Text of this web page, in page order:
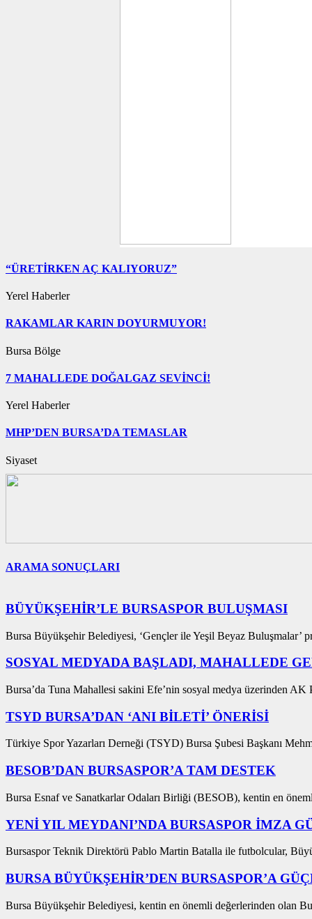
“ÜRETİRKEN AÇ KALIYORUZ”
Yerel Haberler
RAKAMLAR KARIN DOYURMUYOR!
Bursa Bölge
7 MAHALLEDE DOĞALGAZ SEVİNCİ!
Yerel Haberler
MHP’DEN BURSA’DA TEMASLAR
Siyaset
ARAMA SONUÇLARI
BÜYÜKŞEHİR’LE BURSASPOR BULUŞMASI
Bursa Büyükşehir Belediyesi, ‘Gençler ile Yeşil Beyaz Buluşmalar’
SOSYAL MEDYADA BAŞLADI, MAHALLEDE
Bursa’da Tuna Mahallesi sakini Efe’nin sosyal medya üzerinden AK
TSYD BURSA’DAN ‘ANI BİLETİ’ ÖNERİSİ
Türkiye Spor Yazarları Derneği (TSYD) Bursa Şubesi Başkanı
BESOB’DAN BURSASPOR’A TAM DESTEK
Bursa Esnaf ve Sanatkarlar Odaları Birliği (BESOB), kentin en
YENİ YIL MEYDANI’NDA BURSASPOR İMZA
Bursaspor Teknik Direktörü Pablo Martin Batalla ile futbolcular,
BURSA BÜYÜKŞEHİR’DEN BURSASPOR’A
Bursa Büyükşehir Belediyesi, kentin en önemli değerlerinden olan